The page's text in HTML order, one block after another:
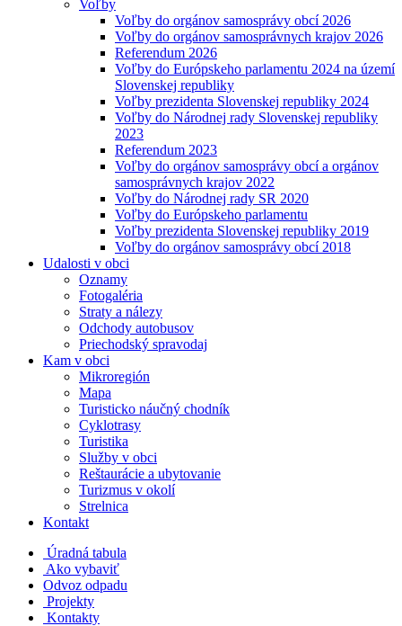
Voľby
Voľby do orgánov samosprávy obcí 2026
Voľby do orgánov samosprávnych krajov 2026
Referendum 2026
Voľby do Európskeho parlamentu 2024 na území
Slovenskej republiky
Voľby prezidenta Slovenskej republiky 2024
Voľby do Národnej rady Slovenskej republiky
2023
Referendum 2023
Voľby do orgánov samosprávy obcí a orgánov
samosprávnych krajov 2022
Voľby do Národnej rady SR 2020
Voľby do Európskeho parlamentu
Voľby prezidenta Slovenskej republiky 2019
Voľby do orgánov samosprávy obcí 2018
Udalosti v obci
Oznamy
Fotogaléria
Straty a nálezy
Odchody autobusov
Priechodský spravodaj
Kam v obci
Mikroregión
Mapa
Turisticko náučný chodník
Cyklotrasy
Turistika
Služby v obci
Reštaurácie a ubytovanie
Turizmus v okolí
Strelnica
Kontakt
Úradná tabula
Ako vybaviť
Odvoz odpadu
Projekty
Kontakty